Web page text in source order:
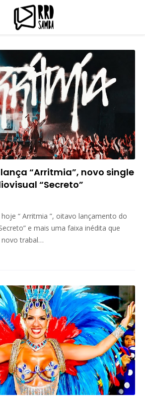
“Arritmia”, novo single
“Secreto”
“ Arritmia ”, oitavo lançamento do
e mais uma faixa inédita que
trabal…